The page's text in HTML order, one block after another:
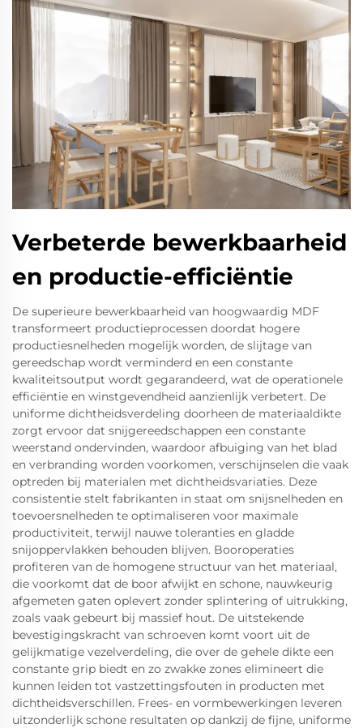
Verbeterde bewerkbaarheid
en productie-efficiëntie
De superieure bewerkbaarheid van hoogwaardig MDF
transformeert productieprocessen doordat hogere
productiesnelheden mogelijk worden, de slijtage van
gereedschap wordt verminderd en een constante
kwaliteitsoutput wordt gegarandeerd, wat de operationele
efficiëntie en winstgevendheid aanzienlijk verbetert. De
uniforme dichtheidsverdeling doorheen de materiaaldikte
zorgt ervoor dat snijgereedschappen een constante
weerstand ondervinden, waardoor afbuiging van het blad
en verbranding worden voorkomen, verschijnselen die vaak
optreden bij materialen met dichtheidsvariaties. Deze
consistentie stelt fabrikanten in staat om snijsnelheden en
toevoersnelheden te optimaliseren voor maximale
productiviteit, terwijl nauwe toleranties en gladde
snijoppervlakken behouden blijven. Booroperaties
profiteren van de homogene structuur van het materiaal,
die voorkomt dat de boor afwijkt en schone, nauwkeurig
afgemeten gaten oplevert zonder splintering of uitrukking,
zoals vaak gebeurt bij massief hout. De uitstekende
bevestigingskracht van schroeven komt voort uit de
gelijkmatige vezelverdeling, die over de gehele dikte een
constante grip biedt en zo zwakke zones elimineert die
kunnen leiden tot vastzettingsfouten in producten met
dichtheidsverschillen. Frees- en vormbewerkingen leveren
uitzonderlijk schone resultaten op dankzij de fijne, uniforme